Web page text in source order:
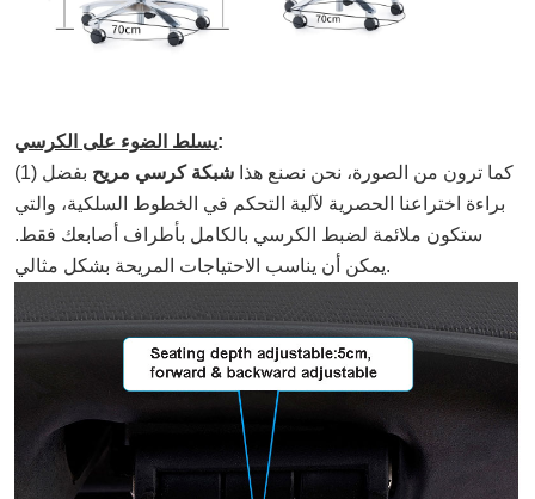
يسلط الضوء على الكرسي:
(1) كما ترون من الصورة، نحن نصنع هذا شبكة كرسي مريح بفضل
براءة اختراعنا الحصرية لآلية التحكم في الخطوط السلكية، والتي
ستكون ملائمة لضبط الكرسي بالكامل بأطراف أصابعك فقط.
يمكن أن يناسب الاحتياجات المريحة بشكل مثالي.